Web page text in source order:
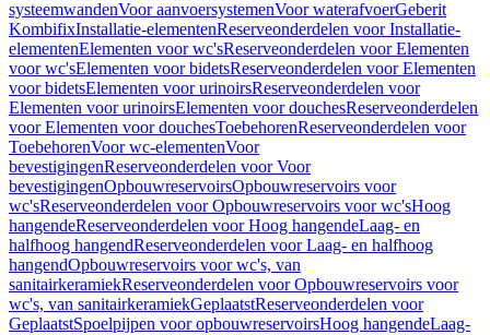
systeemwandenVoor aanvoersystemenVoor waterafvoerGeberit
KombifixInstallatie-elementenReserveonderdelen voor Installatie-
elementenElementen voor wc'sReserveonderdelen voor Elementen
voor wc'sElementen voor bidetsReserveonderdelen voor Elementen
voor bidetsElementen voor urinoirsReserveonderdelen voor
Elementen voor urinoirsElementen voor douchesReserveonderdelen
voor Elementen voor douchesToebehorenReserveonderdelen voor
ToebehorenVoor wc-elementenVoor
bevestigingenReserveonderdelen voor Voor
bevestigingenOpbouwreservoirsOpbouwreservoirs voor
wc'sReserveonderdelen voor Opbouwreservoirs voor wc'sHoog
hangendeReserveonderdelen voor Hoog hangendeLaag- en
halfhoog hangendReserveonderdelen voor Laag- en halfhoog
hangendOpbouwreservoirs voor wc's, van
sanitairkeramiekReserveonderdelen voor Opbouwreservoirs voor
wc's, van sanitairkeramiekGeplaatstReserveonderdelen voor
GeplaatstSpoelpijpen voor opbouwreservoirsHoog hangendeLaag-